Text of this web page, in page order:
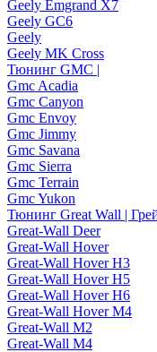
Geely Emgrand X7
Geely GC6
Geely
Geely MK Cross
Тюнинг GMC |
Gmc Acadia
Gmc Canyon
Gmc Envoy
Gmc Jimmy
Gmc Savana
Gmc Sierra
Gmc Terrain
Gmc Yukon
Тюнинг Great Wall |
Great-Wall Deer
Great-Wall Hover
Great-Wall Hover H3
Great-Wall Hover H5
Great-Wall Hover H6
Great-Wall Hover M4
Great-Wall M2
Great-Wall M4